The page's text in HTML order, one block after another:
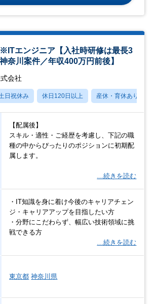
エンジニア【入社時研修は最長3
奈川案件／年収400万円前後】
会社
日祝休み 休日120日以上 産休・育休あり
【配属後】
スキル・適性・ご経歴を考慮し、下記の職
種の中からぴったりのポジションに初期配
属します。
…続きを読む
・IT知識を身に着け今後のキャリアチェン
ジ・キャリアアップを目指したい方
・分野にこだわらず、幅広い技術領域に挑
戦できる方
…続きを読む
東京都 神奈川県